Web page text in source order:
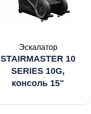
Эскалатор
STAIRMASTER 10
SERIES 10G,
консоль 15"